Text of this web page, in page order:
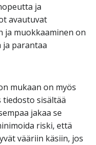
ja
avautuvat
ja muokkaaminen on
ja parantaa
mukaan on myös
sisältää
jakaa se
riski, että
vääriin käsiin, jos